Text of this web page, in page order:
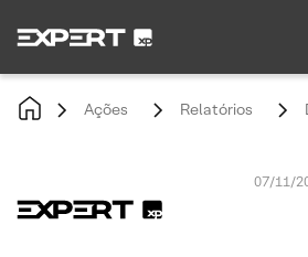
Ações Relatórios
07/11/